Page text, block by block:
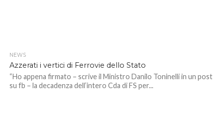
NEWS
Azzerati i vertici di Ferrovie dello Stato
“Ho appena firmato – scrive il Ministro Danilo Toninelli in un post
su fb – la decadenza dell’intero Cda di FS per...